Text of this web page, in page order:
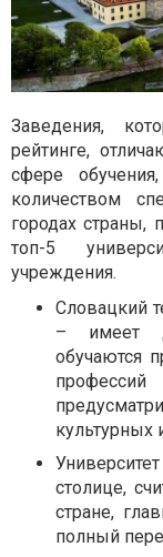
Заведения,
рейтинге,
сфере
количеством
городах страны,
топ-5
учреждения.
Словацкий
– имеет
обучаются
культурных
столице,
стране,
полный